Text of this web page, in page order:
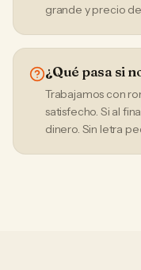
grande y precio
¿Qué pasa si
Trabajamos con
satisfecho. Si al
dinero. Sin letra